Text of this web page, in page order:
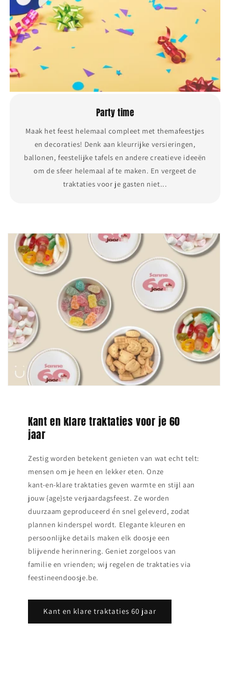
Party time
Maak het feest helemaal compleet met themafeestjes
en decoraties! Denk aan kleurrijke versieringen,
ballonen, feestelijke tafels en andere creatieve ideeën
om de sfeer helemaal af te maken. En vergeet de
traktaties voor je gasten niet...
Kant en klare traktaties voor je 60
jaar
Zestig worden betekent genieten van wat echt telt:
mensen om je heen en lekker eten. Onze
kant‑en‑klare traktaties geven warmte en stijl aan
jouw {age}ste verjaardagsfeest. Ze worden
duurzaam geproduceerd én snel geleverd, zodat
plannen kinderspel wordt. Elegante kleuren en
persoonlijke details maken elk doosje een
blijvende herinnering. Geniet zorgeloos van
familie en vrienden; wij regelen de traktaties via
feestineendoosje.be.
Kant en klare traktaties 60 jaar